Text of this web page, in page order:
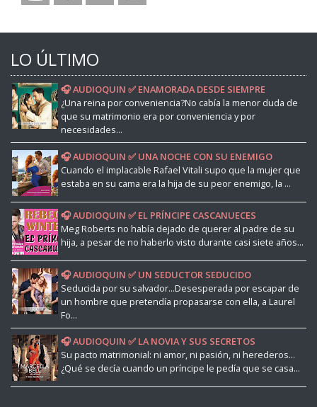
LO ÚLTIMO
🎧 AUDIOQUIN ✅ ENAMORADA DESDE SIEMPRE
¿Una reina por conveniencia?No cabía la menor duda de
que su matrimonio era por conveniencia y por
necesidades...
🎧 AUDIOQUIN ✅ UNA NOCHE CON SU ENEMIGO
Cuando el implacable Rafael Vitali supo que la mujer que
estaba en su cama era la hija de su peor enemigo, la ...
🎧 AUDIOQUIN ✅ EL PRÍNCIPE CASCANUECES
Meg Roberts no había dejado de querer al padre de su
hija, a pesar de no haberlo visto durante casi siete años...
🎧 AUDIOQUIN ✅ UN SEDUCTOR SEDUCIDO
Seducida por su salvador...Desesperada por escapar de
un hombre que pretendía propasarse con ella, a Laurel
Fo...
🎧 AUDIOQUIN ✅ LA NOVIA Y SUS SECRETOS
Su pacto matrimonial: ni amor, ni pasión, ni herederos...
¿Qué se decía cuando un príncipe le pedía que se casa...